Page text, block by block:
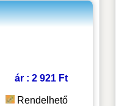
ár : 2 921 Ft
Rendelhető